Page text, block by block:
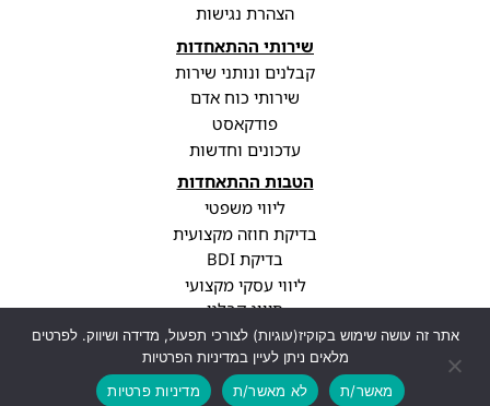
הצהרת נגישות
שירותי ההתאחדות
קבלנים ונותני שירות
שירותי כוח אדם
פודקאסט
עדכונים וחדשות
הטבות ההתאחדות
ליווי משפטי
בדיקת חוזה מקצועית
בדיקת BDI
ליווי עסקי מקצועי
סיווג קבלני
עדכוני רגולציה
פרופיל חברה
יצירת קשר
אתר זה עושה שימוש בקוקיז(עוגיות) לצורכי תפעול, מדידה ושיווק. לפרטים
מלאים ניתן לעיין במדיניות הפרטיות
מאשר/ת
לא מאשר/ת מדיניות פרטיות